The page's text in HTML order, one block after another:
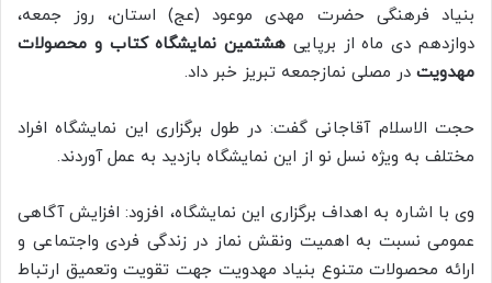
بنیاد فرهنگی حضرت مهدی موعود (عج) استان، روز جمعه،
دوازدهم دی ماه از برپایی هشتمین نمایشگاه کتاب و محصولات
مهدویت در مصلی نمازجمعه تبریز خبر داد.
حجت الاسلام آقاجانی گفت: در طول برگزاری این نمایشگاه افراد
مختلف به ویژه نسل نو از این نمایشگاه بازدید به عمل آوردند.
وی با اشاره به اهداف برگزاری این نمایشگاه، افزود: افزایش آگاهی
عمومی نسبت به اهمیت ونقش نماز در زندگی فردی واجتماعی و
ارائه محصولات متنوع بنیاد مهدویت جهت تقویت وتعمیق ارتباط